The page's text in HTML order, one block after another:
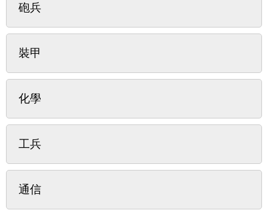
砲兵
裝甲
化學
工兵
通信